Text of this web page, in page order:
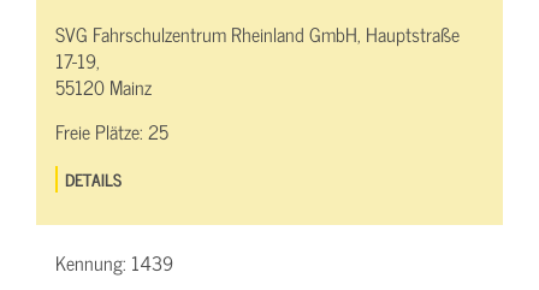
SVG Fahrschulzentrum Rheinland GmbH, Hauptstraße
17-19,
55120 Mainz
Freie Plätze:25
DETAILS
Kennung: 1439